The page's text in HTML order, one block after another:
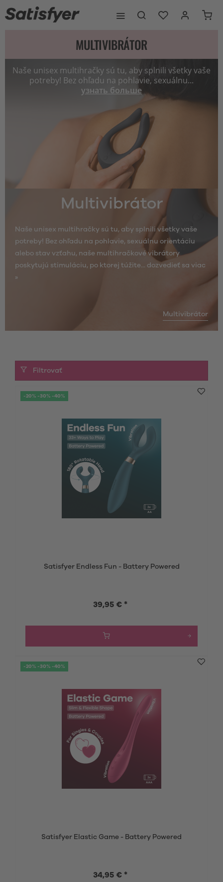
MULTIVIBRÁTOR
Naše unisex multihračky sú tu, aby splnili všetky vaše
potreby! Bez ohľadu na pohlavie, sexuálnu...
узнать больше
Multivibrátor
Naše unisex multihračky sú tu, aby splnili všetky vaše
potreby! Bez ohľadu na pohlavie, sexuálnu orientáciu
alebo stav vzťahu, naše multihračkové vibrátory
poskytujú stimuláciu, po ktorej túžite... dozvedieť sa viac
»
Multivibrátor
Filtrovať
-20% -30% -40%
Satisfyer Endless Fun - Battery Powered
39,95 € *
-20% -30% -40%
Satisfyer Elastic Game - Battery Powered
34,95 € *